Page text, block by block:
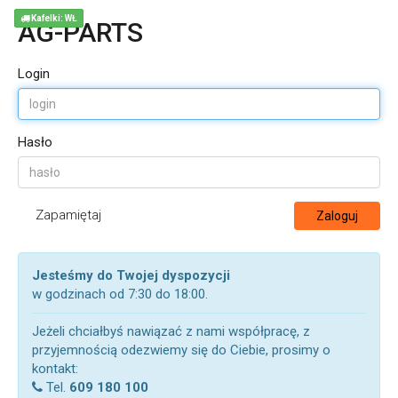
AG-PARTS
Login
Hasło
Zapamiętaj Zaloguj
Jesteśmy do Twojej dyspozycji
w godzinach od 7:30 do 18:00.
Jeżeli chciałbyś nawiązać z nami współpracę, z
przyjemnością odezwiemy się do Ciebie, prosimy o
kontakt:
Tel. 609 180 100
Kafelki: WŁ